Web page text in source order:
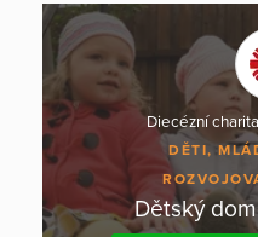
Diecézní
DĚTI,
Dětský